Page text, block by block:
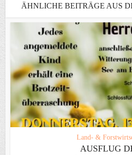
ÄHNLICHE BEITRÄGE AUS
Land- &
AUSFLUG